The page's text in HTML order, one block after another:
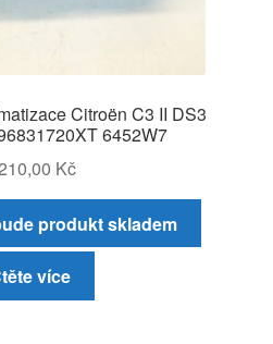
Citroën C3 II DS3
6452W7
Kč
produkt skladem
více